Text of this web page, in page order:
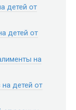
детей от
детей от
на
детей от